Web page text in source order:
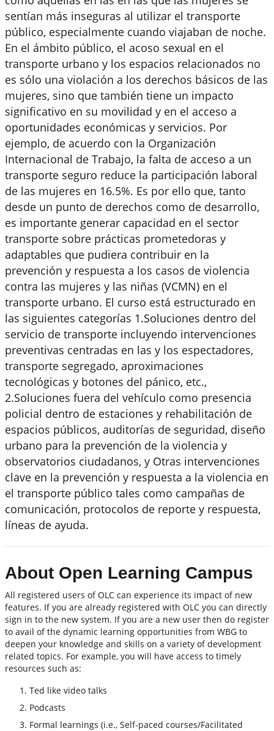
sentían más inseguras al utilizar el transporte
público, especialmente cuando viajaban de noche.
En el ámbito público, el acoso sexual en el
transporte urbano y los espacios relacionados no
es sólo una violación a los derechos básicos de las
mujeres, sino que también tiene un impacto
significativo en su movilidad y en el acceso a
oportunidades económicas y servicios. Por
ejemplo, de acuerdo con la Organización
Internacional de Trabajo, la falta de acceso a un
transporte seguro reduce la participación laboral
de las mujeres en 16.5%. Es por ello que, tanto
desde un punto de derechos como de desarrollo,
es importante generar capacidad en el sector
transporte sobre prácticas prometedoras y
adaptables que pudiera contribuir en la
prevención y respuesta a los casos de violencia
contra las mujeres y las niñas (VCMN) en el
transporte urbano. El curso está estructurado en
las siguientes categorías 1.Soluciones dentro del
servicio de transporte incluyendo intervenciones
preventivas centradas en las y los espectadores,
transporte segregado, aproximaciones
tecnológicas y botones del pánico, etc.,
2.Soluciones fuera del vehículo como presencia
policial dentro de estaciones y rehabilitación de
espacios públicos, auditorías de seguridad, diseño
urbano para la prevención de la violencia y
observatorios ciudadanos, y Otras intervenciones
clave en la prevención y respuesta a la violencia en
el transporte público tales como campañas de
comunicación, protocolos de reporte y respuesta,
líneas de ayuda.
About Open Learning Campus
All registered users of OLC can experience its impact of new
features. If you are already registered with OLC you can directly
sign in to the new system. If you are a new user then do register
to avail of the dynamic learning opportunities from WBG to
deepen your knowledge and skills on a variety of development
related topics. For example, you will have access to timely
resources such as:
Ted like video talks
Podcasts
Formal learnings (i.e., Self-paced courses/Facilitated